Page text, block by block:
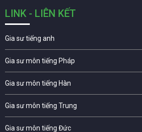
LINK - LIÊN KẾT
Gia sư tiếng anh
Gia sư môn tiếng Pháp
Gia sư môn tiếng Hàn
Gia sư môn tiếng Trung
Gia sư môn tiếng Đức